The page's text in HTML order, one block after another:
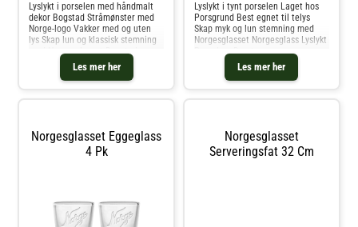
Les mer her
Lyslykt i porselen med håndmalt
dekor Bogstad Stråmønster med
Norge-logo Vakker med og uten
lys Skap lun og klassisk stemning
med Norgesglasset Bogstad
Stråmønster Lyslykt i porselen.
Denne elegante lyslykten har
håndmalt dekor fra den
Les mer her
Lyslykt i tynt porselen Laget hos
Porsgrund Best egnet til telys
Skap myk og lun stemning med
Norgesglasset Norgesglass Lyslykt
Porselen. Den tynne
porselenskvaliteten slipper
gjennom et varmt, behagelig lys
og gir en elegant glød som gjør
Norgesglasset Eggeglass
4 Pk
Norgesglasset
Serveringsfat 32 Cm